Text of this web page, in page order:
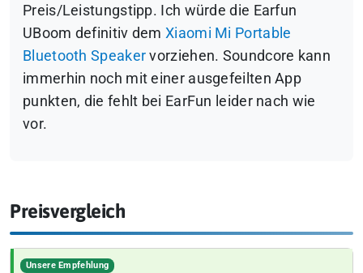
Preis/Leistungstipp. Ich würde die Earfun
UBoom definitiv dem Xiaomi Mi Portable
Bluetooth Speaker vorziehen. Soundcore kann
immerhin noch mit einer ausgefeilten App
punkten, die fehlt bei EarFun leider nach wie
vor.
Preisvergleich
Unsere Empfehlung